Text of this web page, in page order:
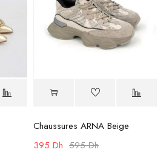
Chaussures ARNA Beige
595Dh
395 Dh